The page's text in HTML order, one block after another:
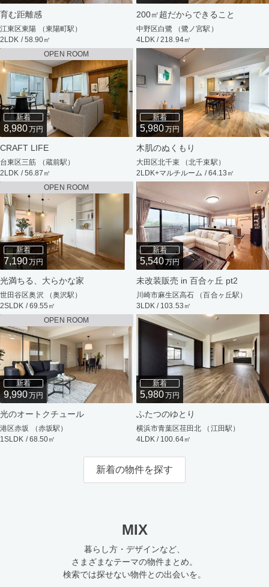
育む距離感
江東区東陽 （東陽町駅）
2LDK / 58.90㎡
200㎡超だからできること
中野区白鷺 （鷺ノ宮駅）
4LDK / 218.94㎡
OPEN ROOM
新着
8,980万円
CRAFT LIFE
台東区三筋 （蔵前駅）
2LDK / 56.87㎡
新着
5,980万円
木肌のぬくもり
大田区北千束 （北千束駅）
2LDK+マルチルーム / 64.13㎡
OPEN ROOM
新着
7,190万円
光満ちる、大らかな家
世田谷区奥沢 （奥沢駅）
2SLDK / 69.55㎡
新着
5,540万円
未改装販売 in 百合ヶ丘 pt2
川崎市麻生区高石 （百合ヶ丘駅）
3LDK / 103.53㎡
OPEN ROOM
新着
9,990万円
光のオートクチュール
港区赤坂 （赤坂駅）
1SLDK / 68.50㎡
新着
5,980万円
ふたつのゆとり
横浜市青葉区荏田北 （江田駅）
4LDK / 100.64㎡
新着の物件を探す
MIX
暮らし方・デザインなど、
さまざまなテーマの物件まとめ。
検索では探せない物件との出会いを。